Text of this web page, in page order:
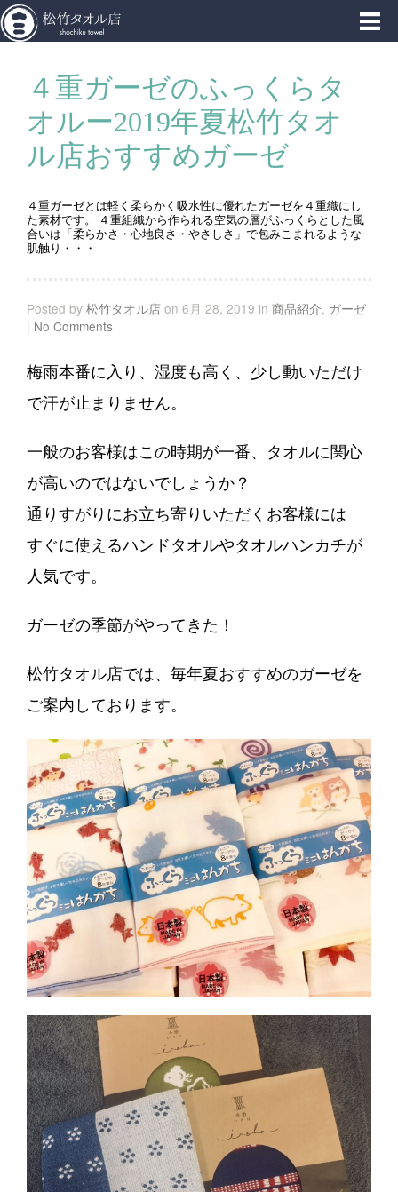
東京浅草橋西口から徒歩１分、松竹タオル店
４重ガーゼのふっくらタ
オルー2019年夏松竹タオ
ル店おすすめガーゼ
４重ガーゼとは軽く柔らかく吸水性に優れたガーゼを４重織にし
た素材です。 ４重組織から作られる空気の層がふっくらとした風
合いは「柔らかさ・心地良さ・やさしさ」で包みこまれるような
肌触り・・・
Posted by 松竹タオル店 on 6月 28, 2019 in 商品紹介, ガーゼ
| No Comments
梅雨本番に入り、湿度も高く、少し動いただけ
で汗が止まりません。
一般のお客様はこの時期が一番、タオルに関心
が高いのではないでしょうか？
通りすがりにお立ち寄りいただくお客様には
すぐに使えるハンドタオルやタオルハンカチが
人気です。
ガーゼの季節がやってきた！
松竹タオル店では、毎年夏おすすめのガーゼを
ご案内しております。